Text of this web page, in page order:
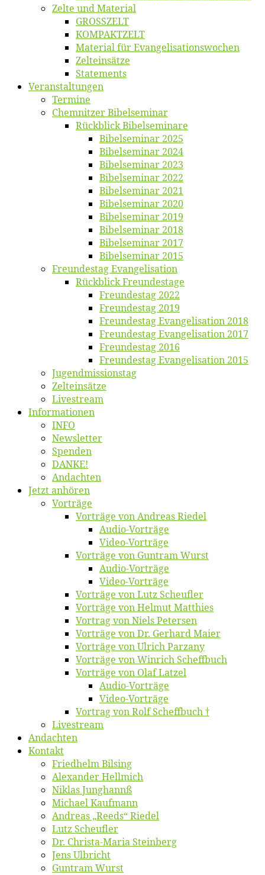
Zel­te und Material
GROSSZELT
KOMPAKTZELT
Ma­te­ri­al für Evangelisationswochen
Zelt­ein­sät­ze
State­ments
Ver­an­stal­tun­gen
Ter­mi­ne
Chemnit­zer Bibelseminar
Rück­blick Bibelseminare
Bi­bel­se­mi­nar 2025
Bi­bel­se­mi­nar 2024
Bi­bel­se­mi­nar 2023
Bi­bel­se­mi­nar 2022
Bi­bel­se­mi­nar 2021
Bi­bel­se­mi­nar 2020
Bi­bel­se­mi­nar 2019
Bi­bel­se­mi­nar 2018
Bibelsemi­nar 2017
Bibelsemi­nar 2015
Freun­des­tag Evangelisation
Rück­blick Freundestage
Freun­des­tag 2022
Freun­des­tag 2019
Freun­des­tag Evan­ge­li­sa­ti­on 2018
Freun­des­tag Evan­ge­li­sa­ti­on 2017
Freun­des­tag 2016
Freun­des­tag Evan­ge­li­sa­ti­on 2015
Jugend­mis­sions­tag
Zelt­ein­sät­ze
Live­stream
Informatio­nen
INFO
News­let­ter
Spen­den
DANKE!
An­dach­ten
Jetzt an­hö­ren
Vor­trä­ge
Vor­trä­ge von An­dre­as Riedel
Au­dio-Vor­trä­ge
Vi­deo-Vor­trä­ge
Vor­trä­ge von Gun­tram Wurst
Au­dio-Vor­trä­ge
Vi­deo-Vor­trä­ge
Vor­trä­ge von Lutz Scheufler
Vor­trä­ge von Hel­mut Matthies
Vor­trag von Niels Petersen
Vor­trä­ge von Dr. Ger­hard Maier
Vor­trä­ge von Ul­rich Parzany
Vor­trä­ge von Win­rich Scheffbuch
Vor­trä­ge von Olaf Latzel
Au­dio-Vor­trä­ge
Vi­deo-Vor­trä­ge
Vor­trag von Rolf Scheffbuch †
Live­stream
An­dach­ten
Kon­takt
Fried­helm Bilsing
Alex­an­der Hellmich
Ni­klas Junghannß
Mi­cha­el Kaufmann
An­dre­as „Reeds“ Riedel
Lutz Scheuf­ler
Dr. Chris­­ta-Ma­ria Steinberg
Jens Ulb­richt
Gun­tram Wurst